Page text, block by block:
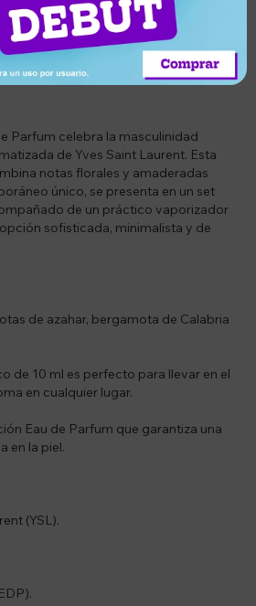
Parfum celebra la masculinidad
de Yves Saint Laurent. Esta
notas florales y amaderadas
único, se presenta en un set
de un práctico vaporizador
sofisticada, minimalista y de
de azahar, bergamota de Calabria
de 10 ml es perfecto para llevar en el
en cualquier lugar.
Eau de Parfum que garantiza una
en la piel.
(YSL).